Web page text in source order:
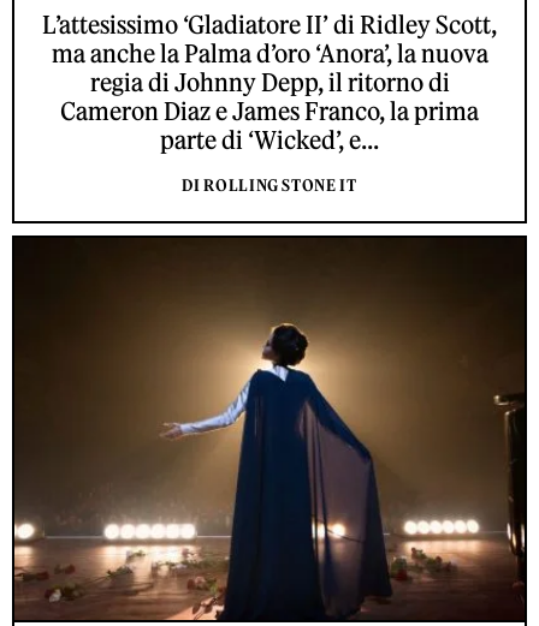
L’attesissimo ‘Gladiatore II’ di Ridley Scott,
ma anche la Palma d’oro ‘Anora’, la nuova
regia di Johnny Depp, il ritorno di
Cameron Diaz e James Franco, la prima
parte di ‘Wicked’, e...
DI ROLLING STONE IT